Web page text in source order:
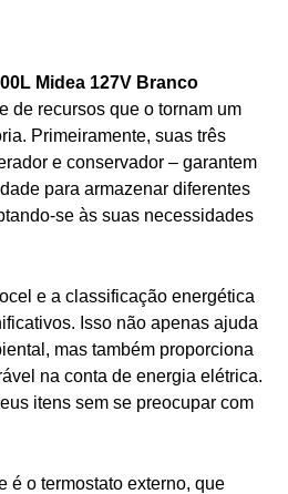
Midea 127V Branco
de recursos que o tornam um
Primeiramente, suas três
e conservador – garantem
para armazenar diferentes
se às suas necessidades
e a classificação energética
Isso não apenas ajuda
mas também proporciona
na conta de energia elétrica.
itens sem se preocupar com
é o termostato externo, que